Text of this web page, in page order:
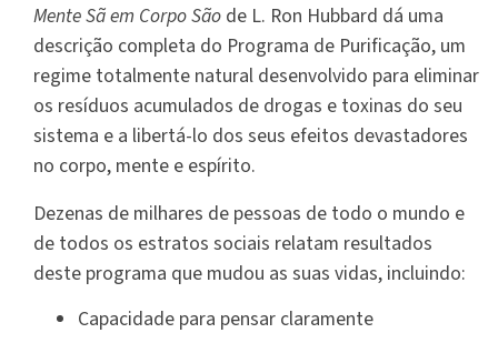
Mente Sã em Corpo São de L. Ron Hubbard dá uma
descrição completa do Programa de Purificação, um
regime totalmente natural desenvolvido para eliminar
os resíduos acumulados de drogas e toxinas do seu
sistema e a libertá-lo dos seus efeitos devastadores
no corpo, mente e espírito.
Dezenas de milhares de pessoas de todo o mundo e
de todos os estratos sociais relatam resultados
deste programa que mudou as suas vidas, incluindo:
Capacidade para pensar claramente